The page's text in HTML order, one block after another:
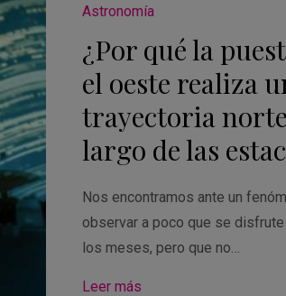
Astronomía
¿Por qué la
el oeste realiza
trayectoria
largo de las
Nos encontramos ante un
observar a poco que se
los meses, pero que no…
Leer más